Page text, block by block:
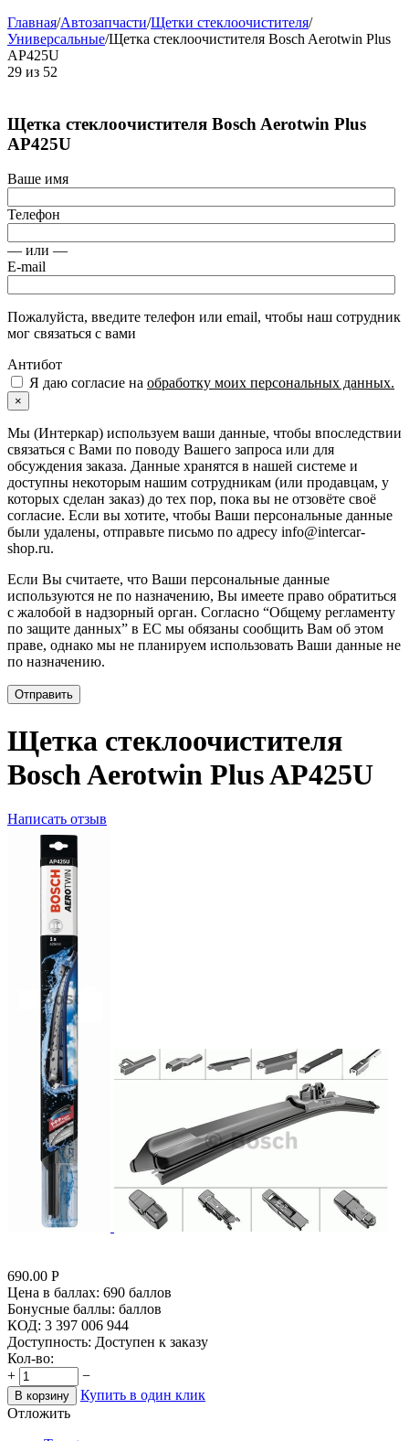
Главная/Автозапчасти/Щетки стеклоочистителя/
Универсальные/Щетка стеклоочистителя Bosch Aerotwin Plus
AP425U
29 из 52
Щетка стеклоочистителя Bosch Aerotwin Plus
AP425U
Ваше имя
Телефон
— или —
E-mail
Пожалуйста, введите телефон или email, чтобы наш сотрудник
мог связаться с вами
Антибот
Я даю согласие на обработку моих персональных данных.
×
Мы (Интеркар) используем ваши данные, чтобы впоследствии
связаться с Вами по поводу Вашего запроса или для
обсуждения заказа. Данные хранятся в нашей системе и
доступны некоторым нашим сотрудникам (или продавцам, у
которых сделан заказ) до тех пор, пока вы не отзовёте своё
согласие. Если вы хотите, чтобы Ваши персональные данные
были удалены, отправьте письмо по адресу info@intercar-
shop.ru.
Если Вы считаете, что Ваши персональные данные
используются не по назначению, Вы имеете право обратиться
с жалобой в надзорный орган. Согласно “Общему регламенту
по защите данных” в ЕС мы обязаны сообщить Вам об этом
праве, однако мы не планируем использовать Ваши данные не
по назначению.
Отправить
Щетка стеклоочистителя
Bosch Aerotwin Plus AP425U
Написать отзыв
690.00 Р
Цена в баллах: 690 баллов
Бонусные баллы: баллов
КОД: 3 397 006 944
Доступность: Доступен к заказу
Кол-во:
+
−
В корзину
Купить в один клик
Отложить